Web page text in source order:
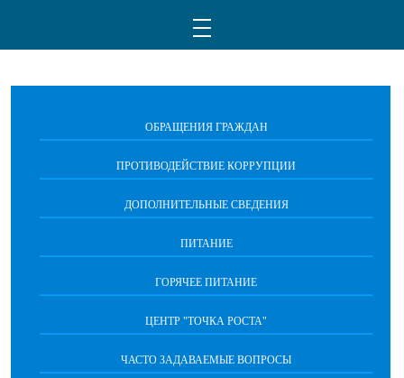
ОБРАЩЕНИЯ ГРАЖДАН
ПРОТИВОДЕЙСТВИЕ КОРРУПЦИИ
ДОПОЛНИТЕЛЬНЫЕ СВЕДЕНИЯ
ПИТАНИЕ
ГОРЯЧЕЕ ПИТАНИЕ
ЦЕНТР "ТОЧКА РОСТА"
ЧАСТО ЗАДАВАЕМЫЕ ВОПРОСЫ